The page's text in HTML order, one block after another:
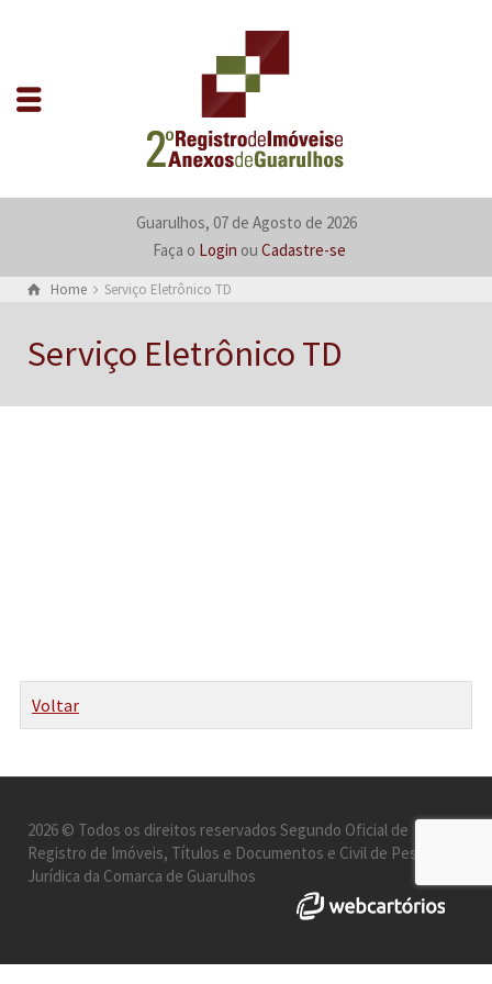
Guarulhos, 07 de Agosto de 2026
Faça o Login ou Cadastre-se
Home Serviço Eletrônico TD
Serviço Eletrônico TD
Voltar
2026 © Todos os direitos reservados Segundo Oficial de
Registro de Imóveis, Títulos e Documentos e Civil de Pessoa
Jurídica da Comarca de Guarulhos